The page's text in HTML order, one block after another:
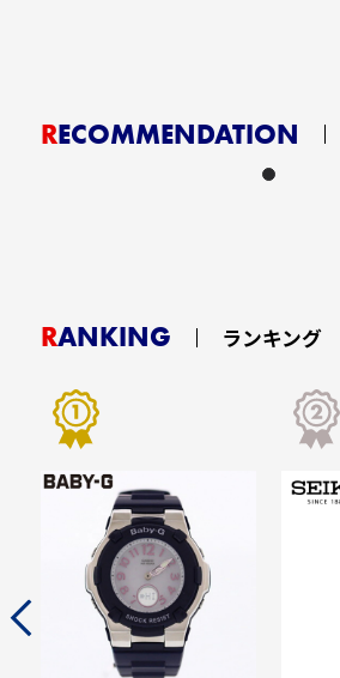
RECOMMENDATION
RANKING ランキング